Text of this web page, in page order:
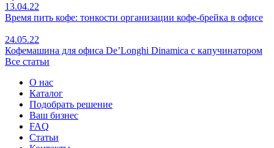
13.04.22
Время пить кофе: тонкости организации кофе-брейка в офисе
24.05.22
Кофемашина для офиса De’Longhi Dinamica с капучинатором
Все статьи
О нас
Каталог
Подобрать решение
Ваш бизнес
FAQ
Статьи